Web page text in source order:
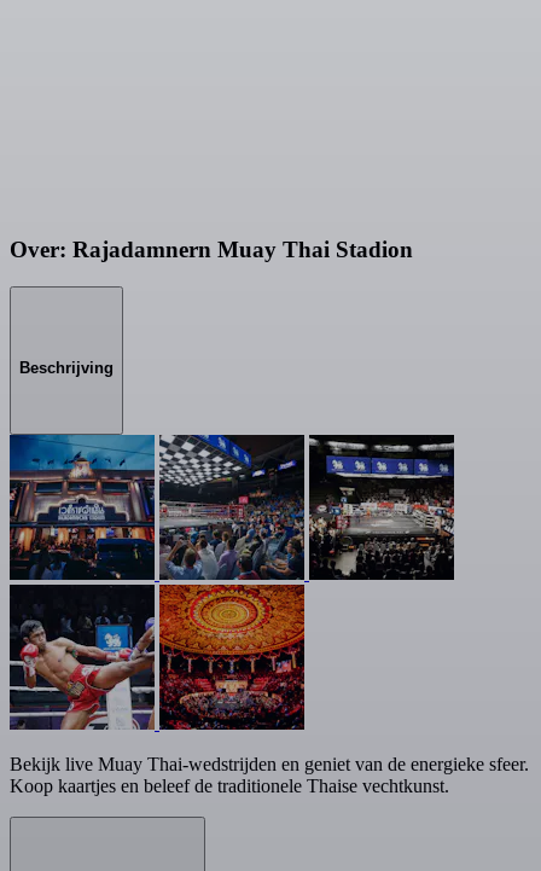
Over: Rajadamnern Muay Thai Stadion
Beschrijving
Bekijk live Muay Thai-wedstrijden en geniet van de energieke sfeer.
Koop kaartjes en beleef de traditionele Thaise vechtkunst.